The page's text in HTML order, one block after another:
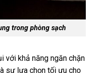
trong phòng sạch
với khả năng ngăn chặn
sự lựa chọn tối ưu cho